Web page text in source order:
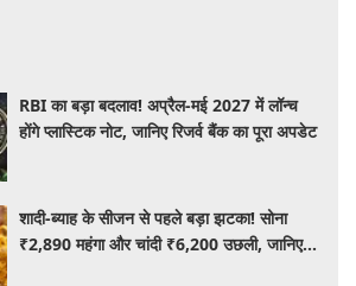
RBI का बड़ा बदलाव! अप्रैल-मई 2027 में लॉन्च
होंगे प्लास्टिक नोट, जानिए रिजर्व बैंक का पूरा अपडेट
शादी-ब्याह के सीजन से पहले बड़ा झटका! सोना
₹2,890 महंगा और चांदी ₹6,200 उछली, जानिए